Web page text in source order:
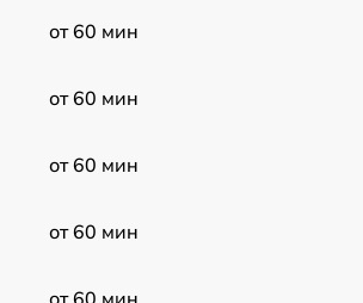
от 60 мин
от 60 мин
от 60 мин
от 60 мин
от 60 мин